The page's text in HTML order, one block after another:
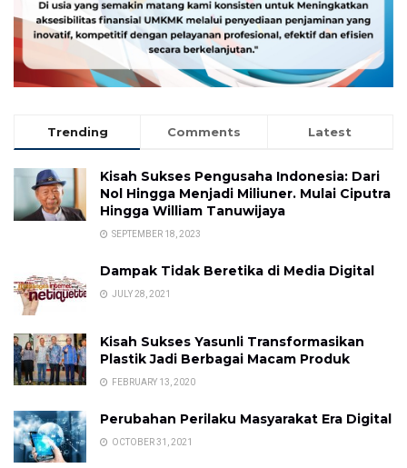
Trending Comments Latest
Kisah Sukses Pengusaha Indonesia: Dari
Nol Hingga Menjadi Miliuner. Mulai Ciputra
Hingga William Tanuwijaya
SEPTEMBER 18, 2023
Dampak Tidak Beretika di Media Digital
JULY 28, 2021
Kisah Sukses Yasunli Transformasikan
Plastik Jadi Berbagai Macam Produk
FEBRUARY 13, 2020
Perubahan Perilaku Masyarakat Era Digital
OCTOBER 31, 2021